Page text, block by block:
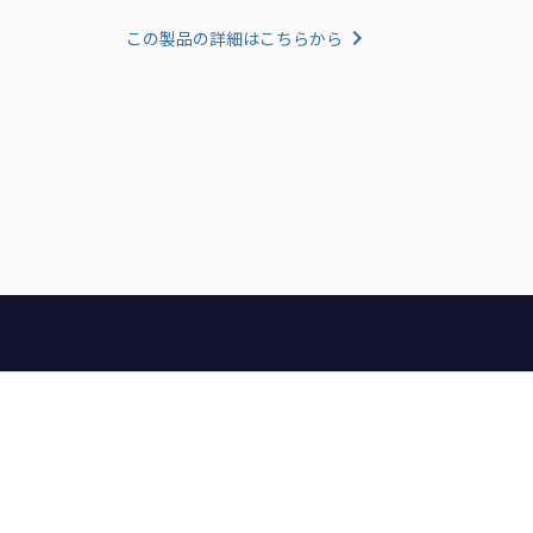
この製品の詳細はこちらから